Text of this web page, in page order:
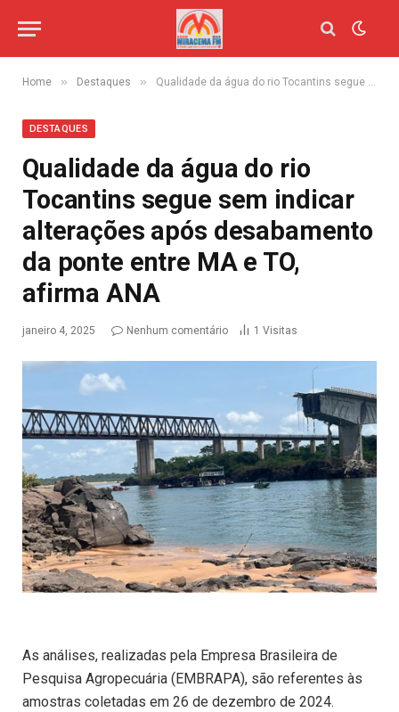
Home » Destaques » Qualidade da água do rio Tocantins segue sem indicar alterações após desabamento da ponte entre MA e TO, afirma ANA
DESTAQUES
Qualidade da água do rio
Tocantins segue sem indicar
alterações após desabamento
da ponte entre MA e TO,
afirma ANA
janeiro 4, 2025 Nenhum comentário 1 Visitas
As análises, realizadas pela Empresa Brasileira de
Pesquisa Agropecuária (EMBRAPA), são referentes às
amostras coletadas em 26 de dezembro de 2024.